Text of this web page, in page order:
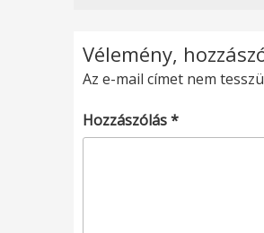
Vélemény,
Az e-mail címet nem
Hozzászólás*